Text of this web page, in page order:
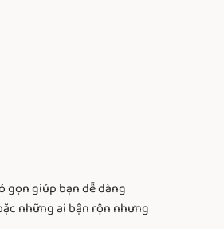
gọn giúp bạn dễ dàng
những ai bận rộn nhưng